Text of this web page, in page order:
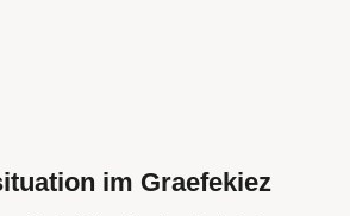
im Graefekiez